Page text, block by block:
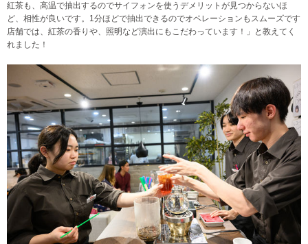
紅茶も、高温で抽出するのでサイフォンを使うデメリットが見つからないほ
ど、相性が良いです。1分ほどで抽出できるのでオペレーションもスムーズです
店舗では、紅茶の香りや、照明など演出にもこだわっています！」と教えてく
れました！